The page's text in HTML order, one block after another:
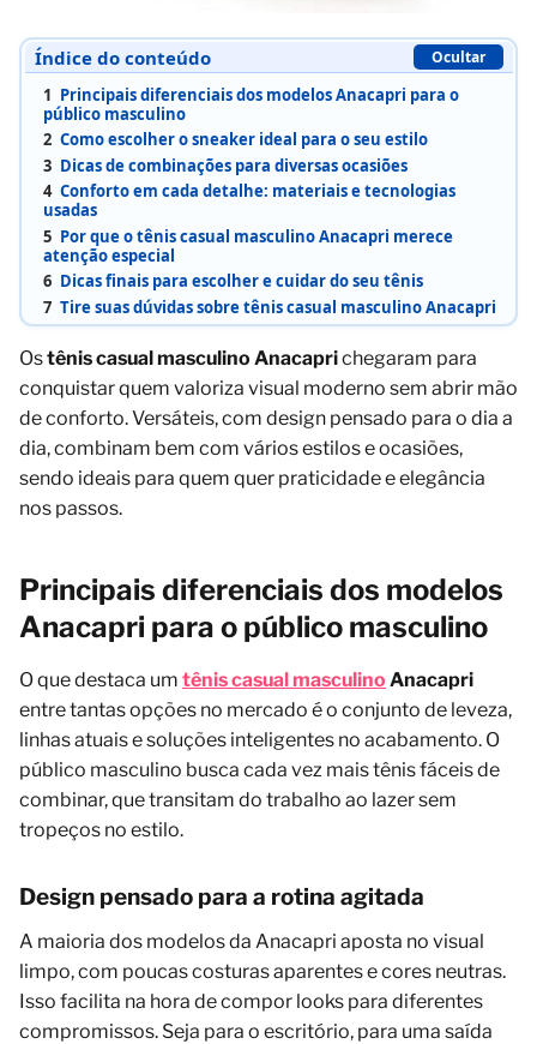
Índice do conteúdo Ocultar
1 Principais diferenciais dos modelos Anacapri para o
público masculino
2 Como escolher o sneaker ideal para o seu estilo
3 Dicas de combinações para diversas ocasiões
4 Conforto em cada detalhe: materiais e tecnologias
usadas
5 Por que o tênis casual masculino Anacapri merece
atenção especial
6 Dicas finais para escolher e cuidar do seu tênis
7 Tire suas dúvidas sobre tênis casual masculino Anacapri
Ostênis casual masculino Anacaprichegaram para
conquistar quem valoriza visual moderno sem abrir mão
de conforto. Versáteis, com design pensado para o dia a
dia, combinam bem com vários estilos e ocasiões,
sendo ideais para quem quer praticidade e elegância
nos passos.
Principais diferenciais dos modelos
Anacapri para o público masculino
O que destaca um tênis casual masculino Anacapri
entre tantas opções no mercado é o conjunto de leveza,
linhas atuais e soluções inteligentes no acabamento. O
público masculino busca cada vez mais tênis fáceis de
combinar, que transitam do trabalho ao lazer sem
tropeços no estilo.
Design pensado para a rotina agitada
A maioria dos modelos da Anacapri aposta no visual
limpo, com poucas costuras aparentes e cores neutras.
Isso facilita na hora de compor looks para diferentes
compromissos. Seja para o escritório, para uma saída